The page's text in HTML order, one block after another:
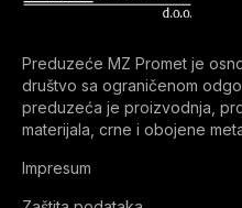
Preduzeće MZ Promet je
društvo sa ograničenom
preduzeća je proizvodnja,
materijala, crne i obojene
Impresum